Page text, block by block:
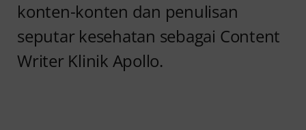
konten-konten dan penulisan
seputar kesehatan sebagai Content
Writer Klinik Apollo.